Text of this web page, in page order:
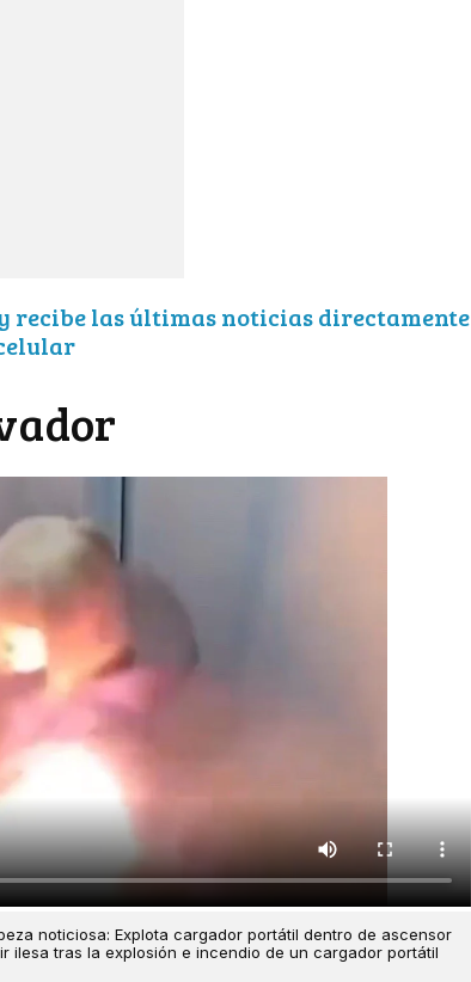
recibe las últimas noticias directamente
noticiosa: Explota cargador portátil dentro de ascensor
ilesa tras la explosión e incendio de un cargador portátil